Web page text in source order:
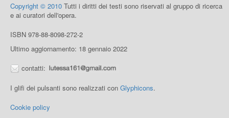
Copyright © 2010 Tutti i diritti dei testi sono riservati al gruppo di ricerca
e ai curatori dell'opera.
ISBN 978-88-8098-272-2
Ultimo aggiornamento: 18 gennaio 2022
contatti:
I glifi dei pulsanti sono realizzati con Glyphicons.
Cookie policy